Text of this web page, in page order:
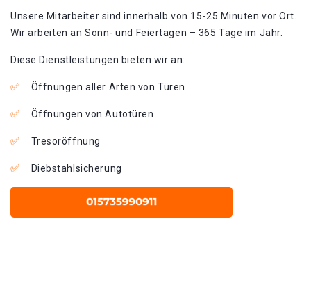
Unsere Mitarbeiter sind innerhalb von 15-25 Minuten vor Ort.
Wir arbeiten an Sonn- und Feiertagen – 365 Tage im Jahr.
Diese Dienstleistungen bieten wir an:
Öffnungen aller Arten von Türen
Öffnungen von Autotüren
Tresoröffnung
Diebstahlsicherung